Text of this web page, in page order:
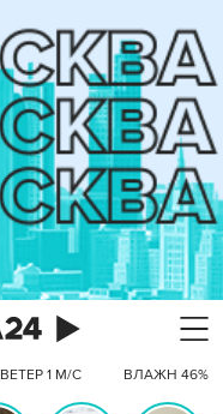
ВЕТЕР 1 М/С ВЛАЖН 46%